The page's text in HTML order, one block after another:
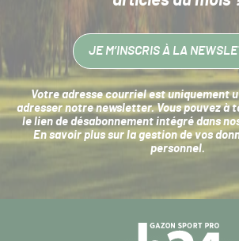
JE M’INSCRIS À LA
Votre adresse courriel est uniquement
adresser notre newsletter. Vous pouvez à
le lien de désabonnement intégré dans
En savoir plus sur la gestion de vos
personnel.